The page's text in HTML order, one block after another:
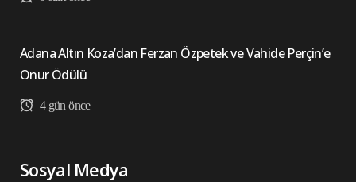
Adana Altın Koza’dan Ferzan Özpetek ve Vahide Perçin’e
Onur Ödülü
4 gün önce
Sosyal Medya